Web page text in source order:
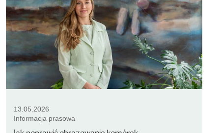
13.05.2026
Informacja prasowa